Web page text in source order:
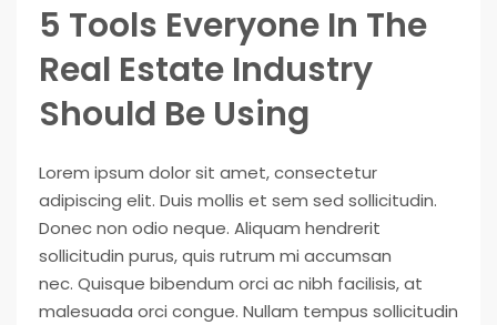
5 Tools Everyone In The
Real Estate Industry
Should Be Using
Lorem ipsum dolor sit amet, consectetur
adipiscing elit. Duis mollis et sem sed sollicitudin.
Donec non odio neque. Aliquam hendrerit
sollicitudin purus, quis rutrum mi accumsan
nec. Quisque bibendum orci ac nibh facilisis, at
malesuada orci congue. Nullam tempus sollicitudin